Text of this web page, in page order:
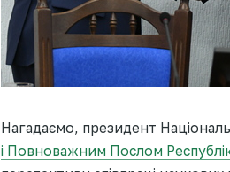
Нагадаємо, президент
і Повноважним Послом